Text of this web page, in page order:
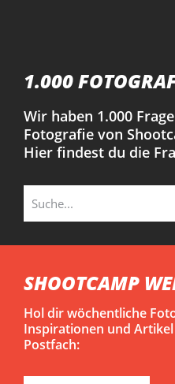
1.000
Wir haben 1.000
Fotografie von
Hier findest du die
SHOOTCAMP
Hol dir wöchentliche
Inspirationen und
Postfach: